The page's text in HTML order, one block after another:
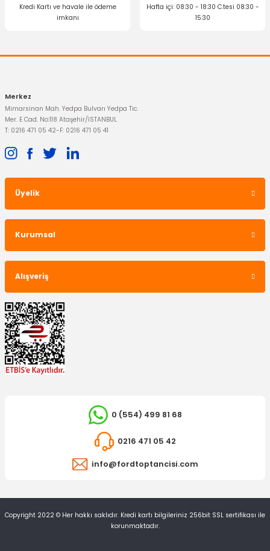
Kredi Kartı ve havale ile ödeme
imkanı
Hafta içi: 08:30 - 18:30 C.tesi 08:30 -
15:30
Merkez
Mimarsinan Mah. Yedpa Bulvarı Yedpa Tic.
Mer. E Cad. No:118 Ataşehir/İSTANBUL
T: 0216 471 05 42-F: 0216 471 05 41
Üyelik
Kurumsal
Alışveriş
0 (554) 499 81 68
0216 471 05 42
info@fordtoptancisi.com
Copyright 2022 © Her hakkı saklıdır. Kredi kartı bilgileriniz 256bit SSL sertifikası ile
korunmaktadır.